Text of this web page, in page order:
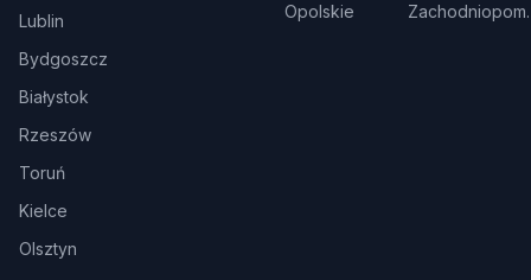
Lublin
Bydgoszcz
Białystok
Rzeszów
Toruń
Kielce
Olsztyn
Opolskie
Zachodniopom.